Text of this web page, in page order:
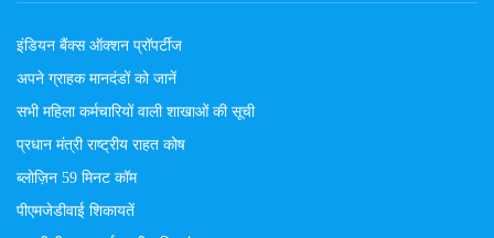
इंडियन बैंक्स ऑक्शन प्रॉपर्टीज
अपने ग्राहक मानदंडों को जानें
सभी महिला कर्मचारियों वाली शाखाओं की सूची
प्रधान मंत्री राष्ट्रीय राहत कोष
ब्लोज़िन 59 मिनट कॉम
पीएमजेडीवाई शिकायतें